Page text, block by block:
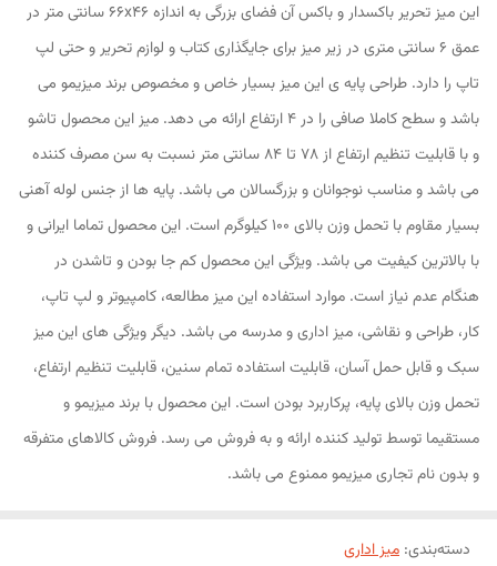
این میز تحریر باکسدار و باکس آن فضای بزرگی به اندازه 66x46 سانتی متر در
عمق 6 سانتی متری در زیر میز برای جایگذاری کتاب و لوازم تحریر و حتی لپ
تاپ را دارد. طراحی پایه ی این میز بسیار خاص و مخصوص برند میزیمو می
باشد و سطح کاملا صافی را در 4 ارتفاع ارائه می دهد. میز این محصول تاشو
و با قابلیت تنظیم ارتفاع از 78 تا 84 سانتی متر نسبت به سن مصرف کننده
می باشد و مناسب نوجوانان و بزرگسالان می باشد. پایه ها از جنس لوله آهنی
بسیار مقاوم با تحمل وزن بالای 100 کیلوگرم است. این محصول تماما ایرانی و
با بالاترین کیفیت می باشد. ویژگی این محصول کم جا بودن و تاشدن در
هنگام عدم نیاز است. موارد استفاده این میز مطالعه، کامپیوتر و لپ تاپ،
کار، طراحی و نقاشی، میز اداری و مدرسه می باشد. دیگر ویژگی های این میز
سبک و قابل حمل آسان، قابلیت استفاده تمام سنین، قابلیت تنظیم ارتفاع،
تحمل وزن بالای پایه، پرکاربرد بودن است. این محصول با برند میزیمو و
مستقیما توسط تولید کننده ارائه و به فروش می رسد. فروش کالاهای متفرقه
و بدون نام تجاری میزیمو ممنوع می باشد.
دسته‌بندی: میز اداری